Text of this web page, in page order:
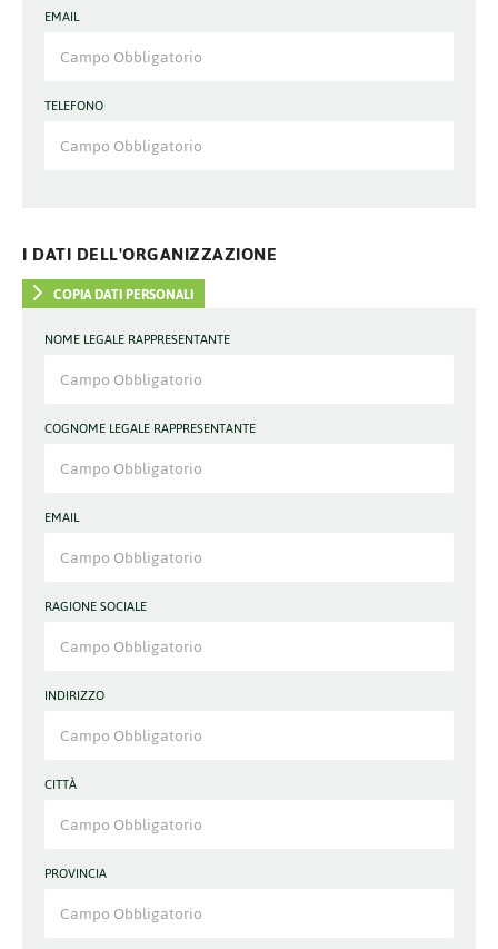
EMAIL
TELEFONO
I DATI DELL'ORGANIZZAZIONE
COPIA DATI PERSONALI
NOME LEGALE RAPPRESENTANTE
COGNOME LEGALE RAPPRESENTANTE
EMAIL
RAGIONE SOCIALE
INDIRIZZO
CITTÀ
PROVINCIA